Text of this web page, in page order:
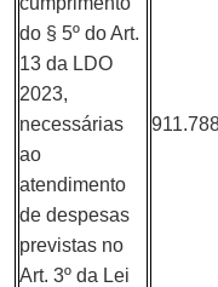
do § 5º do Art.
13 da LDO
2023,
necessárias
ao
atendimento
de despesas
previstas no
Art. 3º da Lei